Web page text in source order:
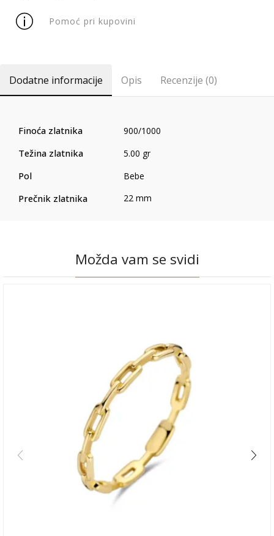
Pomoć pri kupovini
Dodatne informacije Opis Recenzije (0)
Finoća zlatnika 900/1000
Težina zlatnika 5.00 gr
Pol Bebe
Prečnik zlatnika 22 mm
Možda vam se svidi